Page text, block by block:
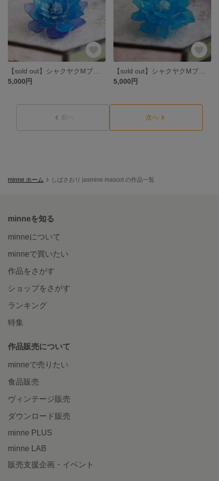
5,000円
5,000円
前へ 次へ
minne ホーム しばさおり jasmine mascot の作品一覧
minneを知る
minneについて
minneで買いたい
作品をさがす
ショップをさがす
ランキング
特集
作品販売について
minneで売りたい
食品販売
ヴィンテージ販売
ダウンロード販売
minne PLUS
minne LAB
販売支援企画・イベント